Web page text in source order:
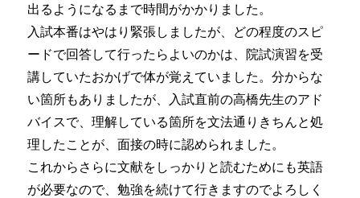
出るようになるまで時間がかかりました。
入試本番はやはり緊張しましたが、どの程度のスピ
ードで回答して行ったらよいのかは、院試演習を受
講していたおかげで体が覚えていました。分からな
い箇所もありましたが、入試直前の高橋先生のアド
バイスで、理解している箇所を文法通りきちんと処
理したことが、面接の時に認められました。
これからさらに文献をしっかりと読むためにも英語
が必要なので、勉強を続けて行きますのでよろしく